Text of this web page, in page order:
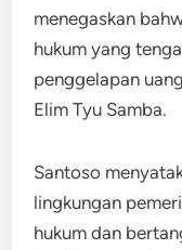
menegaskan
hukum yang
penggelapan
Elim Tyu Samba.
Santoso
lingkungan
hukum dan